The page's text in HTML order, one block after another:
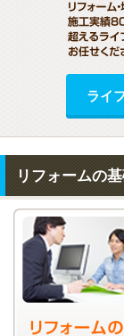
ライ
リフォームの